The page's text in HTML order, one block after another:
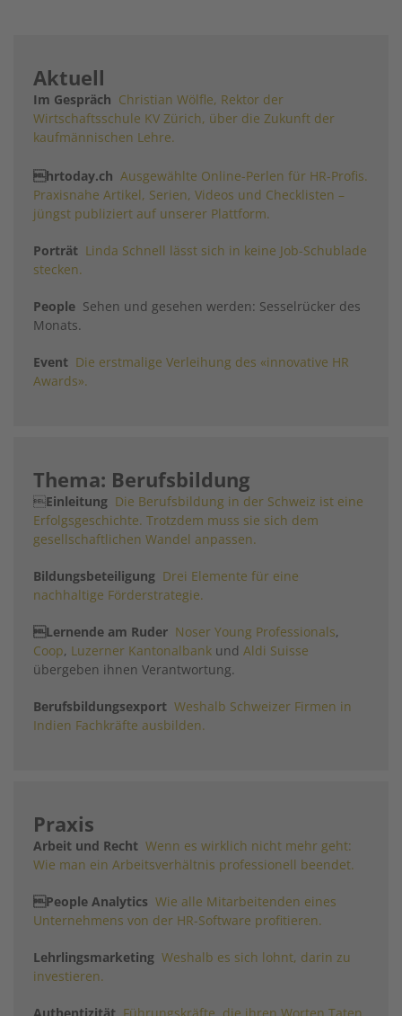
Aktuell
Im Gespräch Christian Wölfle, Rektor der
Wirtschaftsschule KV Zürich, über die Zukunft der
kaufmännischen Lehre.
hrtoday.ch Ausgewählte Online-Perlen für HR-Profis.
Praxisnahe Artikel, Serien, Videos und Checklisten –
jüngst publiziert auf unserer Plattform.
Porträt Linda Schnell lässt sich in keine Job-Schublade
stecken.
People Sehen und gesehen werden: Sesselrücker des
Monats.
Event Die erstmalige Verleihung des «innovative HR
Awards».
Thema: Berufsbildung
Einleitung Die Berufsbildung in der Schweiz ist eine
Erfolgsgeschichte. Trotzdem muss sie sich dem
gesellschaftlichen Wandel anpassen.
Bildungsbeteiligung Drei Elemente für eine
nachhaltige Förderstrategie.
Lernende am Ruder Noser Young Professionals,
Coop, Luzerner Kantonalbank und Aldi Suisse
übergeben ihnen Verantwortung.
Berufsbildungsexport Weshalb Schweizer Firmen in
Indien Fachkräfte ausbilden.
Praxis
Arbeit und Recht Wenn es wirklich nicht mehr geht:
Wie man ein Arbeitsverhältnis professionell beendet.
People Analytics Wie alle Mitarbeitenden eines
Unternehmens von der HR-Software profitieren.
Lehrlingsmarketing Weshalb es sich lohnt, darin zu
investieren.
Authentizität Führungskräfte, die ihren Worten Taten